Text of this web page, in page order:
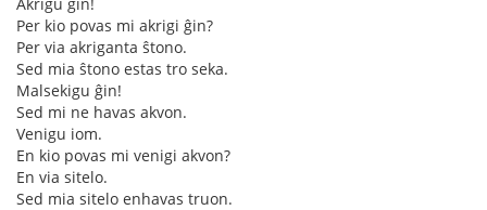
Per kio povas mi akrigi ĝin?
Per via akriganta ŝtono.
Sed mia ŝtono estas tro seka.
Malsekigu ĝin!
Sed mi ne havas akvon.
Venigu iom.
En kio povas mi venigi akvon?
En via sitelo.
Sed mia sitelo enhavas truon.